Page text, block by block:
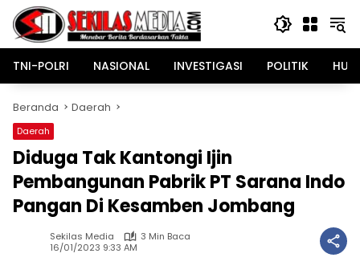
Langsung
konten
TNI-POLRI
NASIONAL INVESTIGASI POLITIK
Beranda Daerah
Daerah
Diduga Tak Kantongi Ijin
Pembangunan Pabrik PT Sarana Indo
Pangan Di Kesamben Jombang
Sekilas Media
3 Min Baca
16/01/2023 9:33 AM